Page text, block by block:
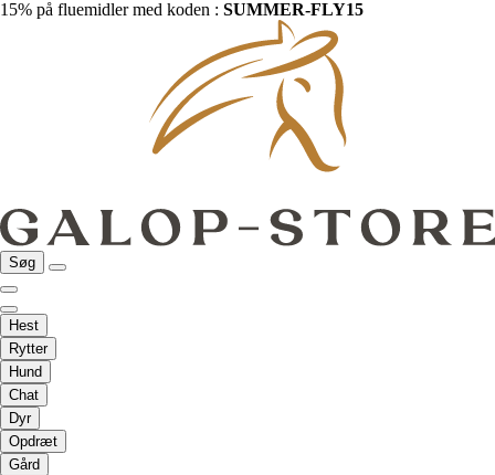
15% på fluemidler med koden : SUMMER-FLY15
Søg
Hest
Rytter
Hund
Chat
Dyr
Opdræt
Gård